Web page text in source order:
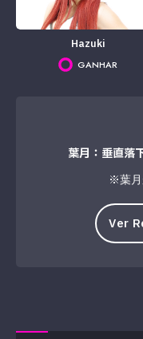
Hazuki
GANHAR
葉月：垂直落
※葉月
Ver